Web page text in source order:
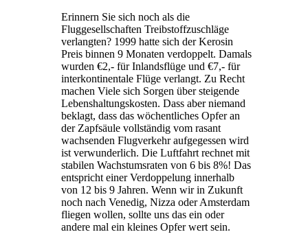
Erinnern Sie sich noch als die
Fluggesellschaften Treibstoffzuschläge
verlangten? 1999 hatte sich der Kerosin
Preis binnen 9 Monaten verdoppelt. Damals
wurden €2,- für Inlandsflüge und €7,- für
interkontinentale Flüge verlangt. Zu Recht
machen Viele sich Sorgen über steigende
Lebenshaltungskosten. Dass aber niemand
beklagt, dass das wöchentliches Opfer an
der Zapfsäule vollständig vom rasant
wachsenden Flugverkehr aufgegessen wird
ist verwunderlich. Die Luftfahrt rechnet mit
stabilen Wachstumsraten von 6 bis 8%! Das
entspricht einer Verdoppelung innerhalb
von 12 bis 9 Jahren. Wenn wir in Zukunft
noch nach Venedig, Nizza oder Amsterdam
fliegen wollen, sollte uns das ein oder
andere mal ein kleines Opfer wert sein.